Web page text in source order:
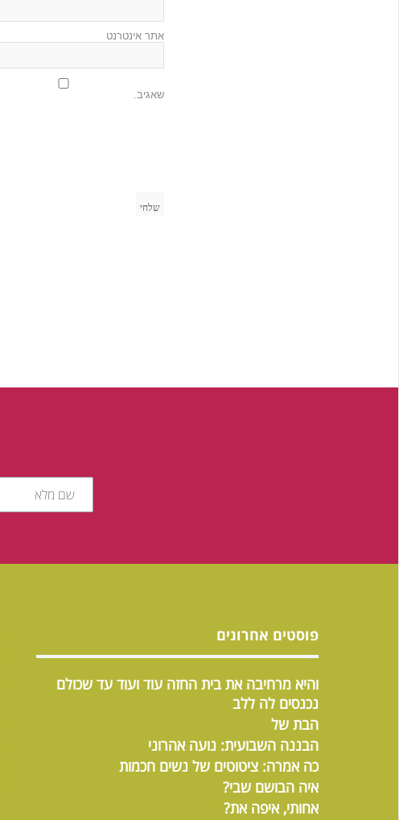
אתר אינטרנט
שאגיב.
פוסטים אחרונים
והיא מרחיבה את בית החזה עוד ועוד עד שכולם
נכנסים לה ללב
הבת של
הבננה השבועית: נועה אהרוני
כה אמרה: ציטוטים של נשים חכמות
איה הבושם שבי?
אחותי, איפה את?